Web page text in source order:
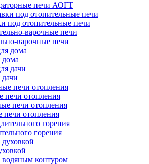
печи АОГТ
под отопительные печи
варочные печи
печи отопления
печи отопления
горения